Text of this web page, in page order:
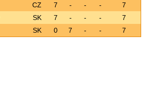
CZ 7 - - -
7
SK 7 - - -
7
SK 0 7 - - 7